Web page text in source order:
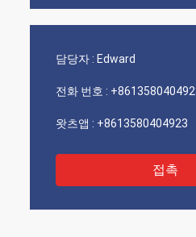
담당자 : Edward
전화 번호 :
왓츠앱 : +8613580404923
접촉